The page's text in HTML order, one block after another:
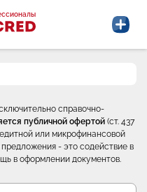
профессионалы
справочно-
публичной офертой (ст. 437
или микрофинансовой
- это содействие в
в оформлении документов.